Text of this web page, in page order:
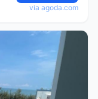
via agoda.com